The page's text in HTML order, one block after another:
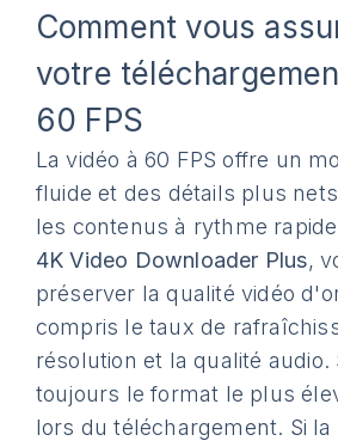
Comment vous
votre
60 FPS
La vidéo à 60 FPS offre un
fluide et des détails plus
les contenus à rythme
4K Video Downloader Plus,
préserver la qualité vidéo
compris le taux de
résolution et la qualité audio.
toujours le format le plus
lors du téléchargement. Si la